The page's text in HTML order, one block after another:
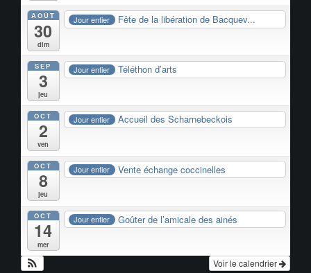
AOÛT
30
dim
Jour entier Fête de la libération de Bacquev...
SEP
3
jeu
Jour entier Téléthon d’arts
OCT
2
ven
Jour entier Accueil des Scharnebeckois
OCT
8
jeu
Jour entier Vente échange coccinelles
OCT
14
mer
Jour entier Goûter de l’amicale des ainés
Voir le calendrier